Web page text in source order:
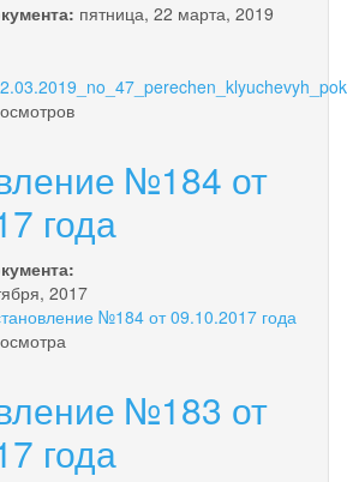
пятница, 22 марта, 2019
№184 от
года
2017
№184 от 09.10.2017 года
№183 от
года